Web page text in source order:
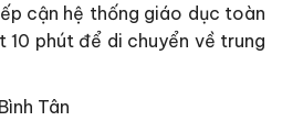
cận hệ thống giáo dục toàn
10 phút để di chuyển về trung
Tân